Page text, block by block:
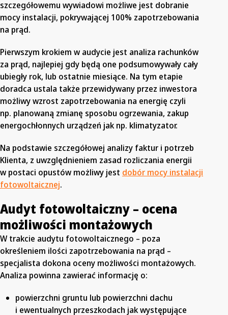
szczegółowemu wywiadowi możliwe jest dobranie
mocy instalacji, pokrywającej 100% zapotrzebowania
na prąd.
Pierwszym krokiem w audycie jest analiza rachunków
za prąd, najlepiej gdy będą one podsumowywały cały
ubiegły rok, lub ostatnie miesiące. Na tym etapie
doradca ustala także przewidywany przez inwestora
możliwy wzrost zapotrzebowania na energię czyli
np. planowaną zmianę sposobu ogrzewania, zakup
energochłonnych urządzeń jak np. klimatyzator.
Na podstawie szczegółowej analizy faktur i potrzeb
Klienta, z uwzględnieniem zasad rozliczania energii
w postaci opustów możliwy jest dobór mocy instalacji
fotowoltaicznej.
Audyt fotowoltaiczny – ocena
możliwości montażowych
W trakcie audytu fotowoltaicznego – poza
określeniem ilości zapotrzebowania na prąd –
specjalista dokona oceny możliwości montażowych.
Analiza powinna zawierać informację o:
powierzchni gruntu lub powierzchni dachu
i ewentualnych przeszkodach jak występujące